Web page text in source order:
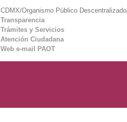
CDMX/Organismo Público
Transparencia
Trámites y Servicios
Atención Ciudadana
Web e-mail PAOT